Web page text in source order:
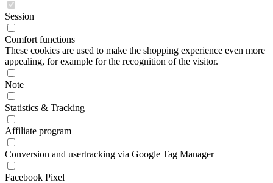
Session
Comfort functions
These cookies are used to make the shopping experience even more
appealing, for example for the recognition of the visitor.
Note
Statistics & Tracking
Affiliate program
Conversion and usertracking via Google Tag Manager
Facebook Pixel